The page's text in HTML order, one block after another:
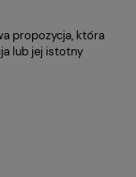
propozycja, która
lub jej istotny